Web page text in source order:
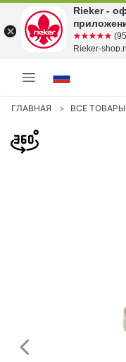
ГЛАВНАЯ ВСЕ ТОВАРЫ
Предыдущий
Rieker -
☆☆☆☆☆
★★★★★
Rieker-